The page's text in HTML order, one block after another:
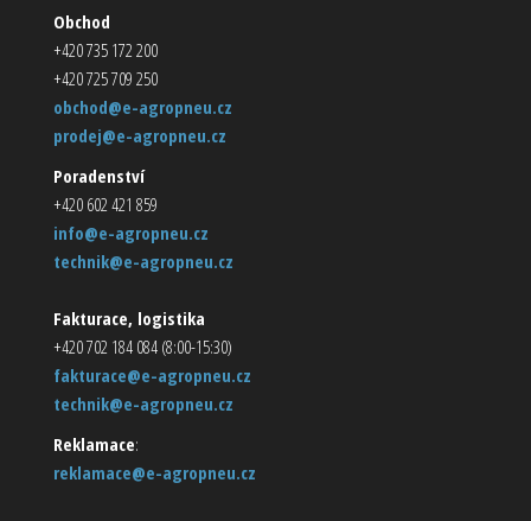
Obchod
+420 735 172 200
+420 725 709 250
obchod@e-agropneu.cz
prodej@e-agropneu.cz
Poradenství
+420 602 421 859
info@e-agropneu.cz
technik@e-agropneu.cz
Fakturace, logistika
+420 702 184 084 (8:00-15:30)
fakturace@e-agropneu.cz
technik@e-agropneu.cz
Reklamace:
reklamace@e-agropneu.cz